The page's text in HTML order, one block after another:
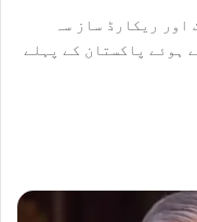
ریکارڈ ساز سہ
ہوئے پاکستان کے پہلے